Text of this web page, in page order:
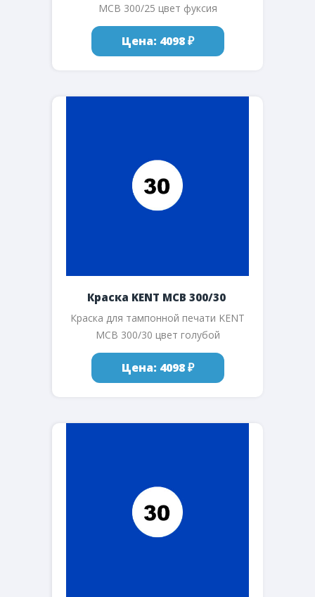
MCB 300/25 цвет фуксия
Цена: 4098 ₽
Краска KENT MCB 300/30
Краска для тампонной печати KENT
MCB 300/30 цвет голубой
Цена: 4098 ₽